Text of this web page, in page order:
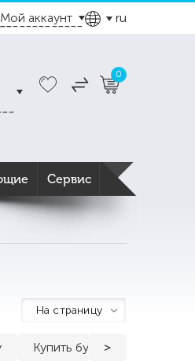
Мой аккаунт ru
0
Сервис
На страницу
Купить бу ноутбук asus
>